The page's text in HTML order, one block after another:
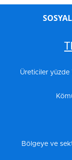
Üreticiler yüzde
Bölgeye ve